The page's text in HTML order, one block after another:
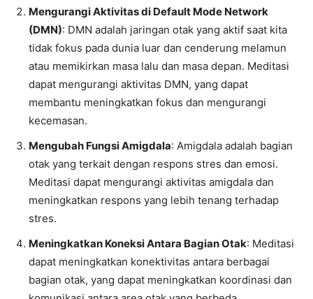
Mengurangi Aktivitas di Default Mode Network
(DMN): DMN adalah jaringan otak yang aktif saat kita
tidak fokus pada dunia luar dan cenderung melamun
atau memikirkan masa lalu dan masa depan. Meditasi
dapat mengurangi aktivitas DMN, yang dapat
membantu meningkatkan fokus dan mengurangi
kecemasan.
Mengubah Fungsi Amigdala: Amigdala adalah bagian
otak yang terkait dengan respons stres dan emosi.
Meditasi dapat mengurangi aktivitas amigdala dan
meningkatkan respons yang lebih tenang terhadap
stres.
Meningkatkan Koneksi Antara Bagian Otak: Meditasi
dapat meningkatkan konektivitas antara berbagai
bagian otak, yang dapat meningkatkan koordinasi dan